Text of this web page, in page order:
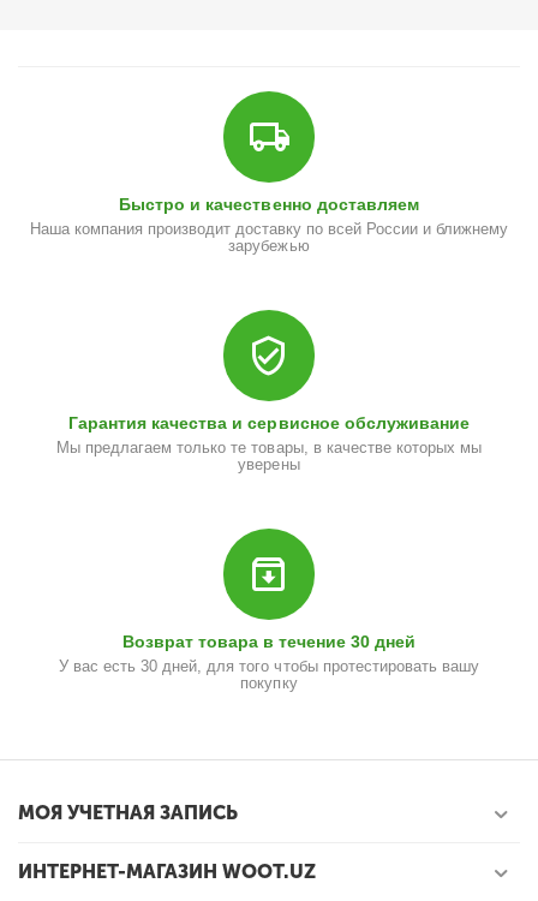
Быстро и качественно доставляем
Наша компания производит доставку по всей России и ближнему
зарубежью
Гарантия качества и сервисное обслуживание
Мы предлагаем только те товары, в качестве которых мы
уверены
Возврат товара в течение 30 дней
У вас есть 30 дней, для того чтобы протестировать вашу
покупку
МОЯ УЧЕТНАЯ ЗАПИСЬ
ИНТЕРНЕТ-МАГАЗИН WOOT.UZ